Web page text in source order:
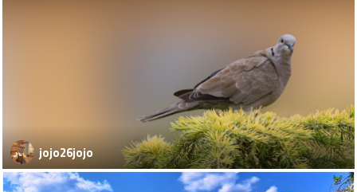
jojo26jojo